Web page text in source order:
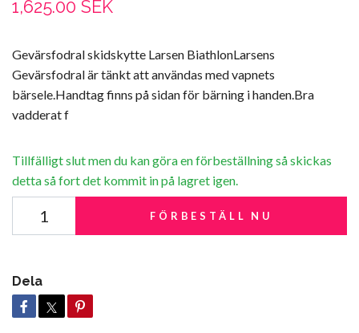
1,625.00 SEK
Gevärsfodral skidskytte Larsen BiathlonLarsens
Gevärsfodral är tänkt att användas med vapnets
bärsele.Handtag finns på sidan för bärning i handen.Bra
vadderat f
Tillfälligt slut men du kan göra en förbeställning så skickas
detta så fort det kommit in på lagret igen.
FÖRBESTÄLL NU
Dela